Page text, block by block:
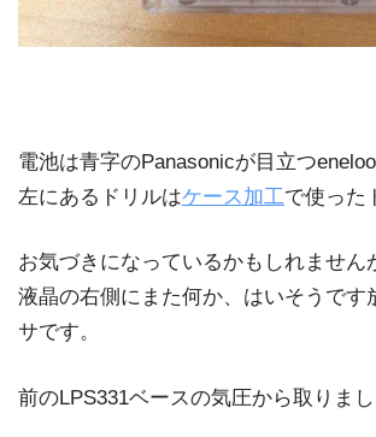
電池は青字のPanasonicが目立つ
左にあるドリルはケース加工で使った
お気づきになっているかもしれません
液晶の右側にまた何か、はいそうです
サです。
前のLPS331ベースの気圧から取りまし